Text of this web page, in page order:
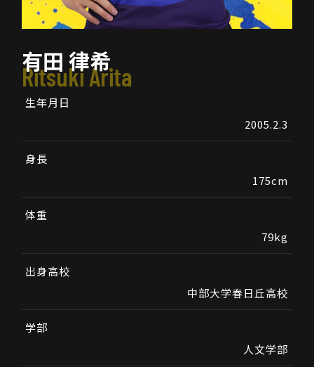
有田 律希
Ritsuki Arita
生年月日
2005.2.3
身長
175cm
体重
79kg
出身高校
中部大学春日丘高校
学部
人文学部